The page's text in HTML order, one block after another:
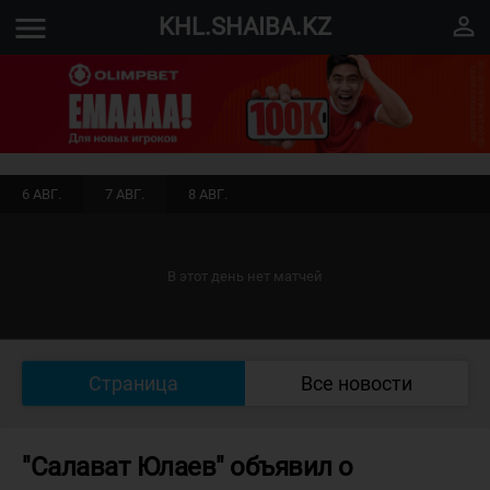
menu KHL.SHAIBA.KZ perm_identity
6 АВГ. 7 АВГ. 8 АВГ.
В этот день нет матчей
Страница Все новости
"Салават Юлаев" объявил о